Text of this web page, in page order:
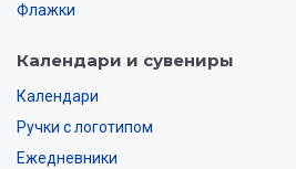
Флажки
Календари и сувениры
Календари
Ручки с логотипом
Ежедневники